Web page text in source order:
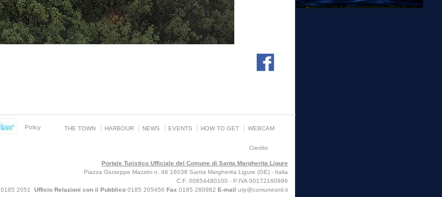
THE TOWN HARBOUR NEWS EVENTS HOW TO GET WEBCAM
Policy
Credits
Portale Turistico Ufficiale del Comune di Santa Margherita Ligure
Piazza Giuseppe Mazzini n. 46 16038 Santa Margherita Ligure (GE) - Italia
C.F. 00854480100 - P.IVA 00172160996
0185 2051 Ufficio Relazioni con il Pubblico 0185 205456 Fax 0185 280982 E-mail urp@comunesml.it